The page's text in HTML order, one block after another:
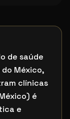
de saúde
México,
clínicas
é
e